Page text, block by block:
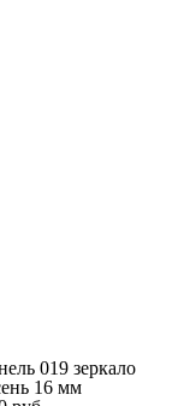
019 зеркало
16 мм